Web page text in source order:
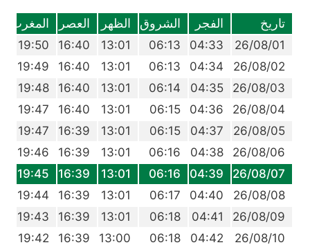
تاريخ الفجر الشروق الظهر العصر المغرب
26/08/01
04:33
06:13
13:01
16:40
19:50
26/08/02
04:34
06:13
13:01
16:40
19:49
26/08/03
04:35
06:14
13:01
16:40
19:48
26/08/04
04:36
06:15
13:01
16:40
19:47
26/08/05
04:37
06:15
13:01
16:39
19:47
26/08/06
04:38
06:16
13:01
16:39
19:46
26/08/07
04:39
06:16
13:01
16:39
19:45
26/08/08
04:40
06:17
13:01
16:39
19:44
26/08/09
04:41
06:18
13:01
16:39
19:43
26/08/10
04:42
06:18
13:00
16:39
19:42